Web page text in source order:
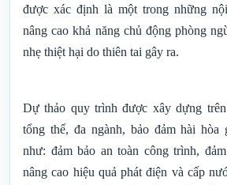
được xác định là một trong những
nâng cao khả năng chủ động phòng
nhẹ thiệt hại do thiên tai gây ra.
Dự thảo quy trình được xây dựng
tổng thể, đa ngành, bảo đảm hài hòa
như: đảm bảo an toàn công trình,
nâng cao hiệu quả phát điện và cấp